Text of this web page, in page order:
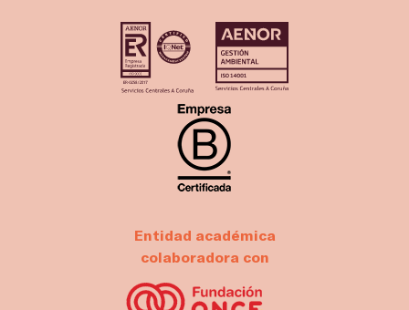
Entidad académica
colaboradora con